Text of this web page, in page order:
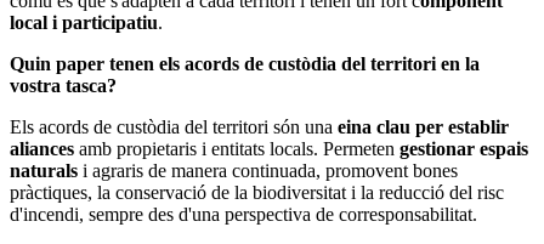
local i participatiu.
Quin paper tenen els acords de custòdia del territori en la
vostra tasca?
Els acords de custòdia del territori són una eina clau per establir
aliances amb propietaris i entitats locals. Permeten gestionar espais
naturals i agraris de manera continuada, promovent bones
pràctiques, la conservació de la biodiversitat i la reducció del risc
d'incendi, sempre des d'una perspectiva de corresponsabilitat.